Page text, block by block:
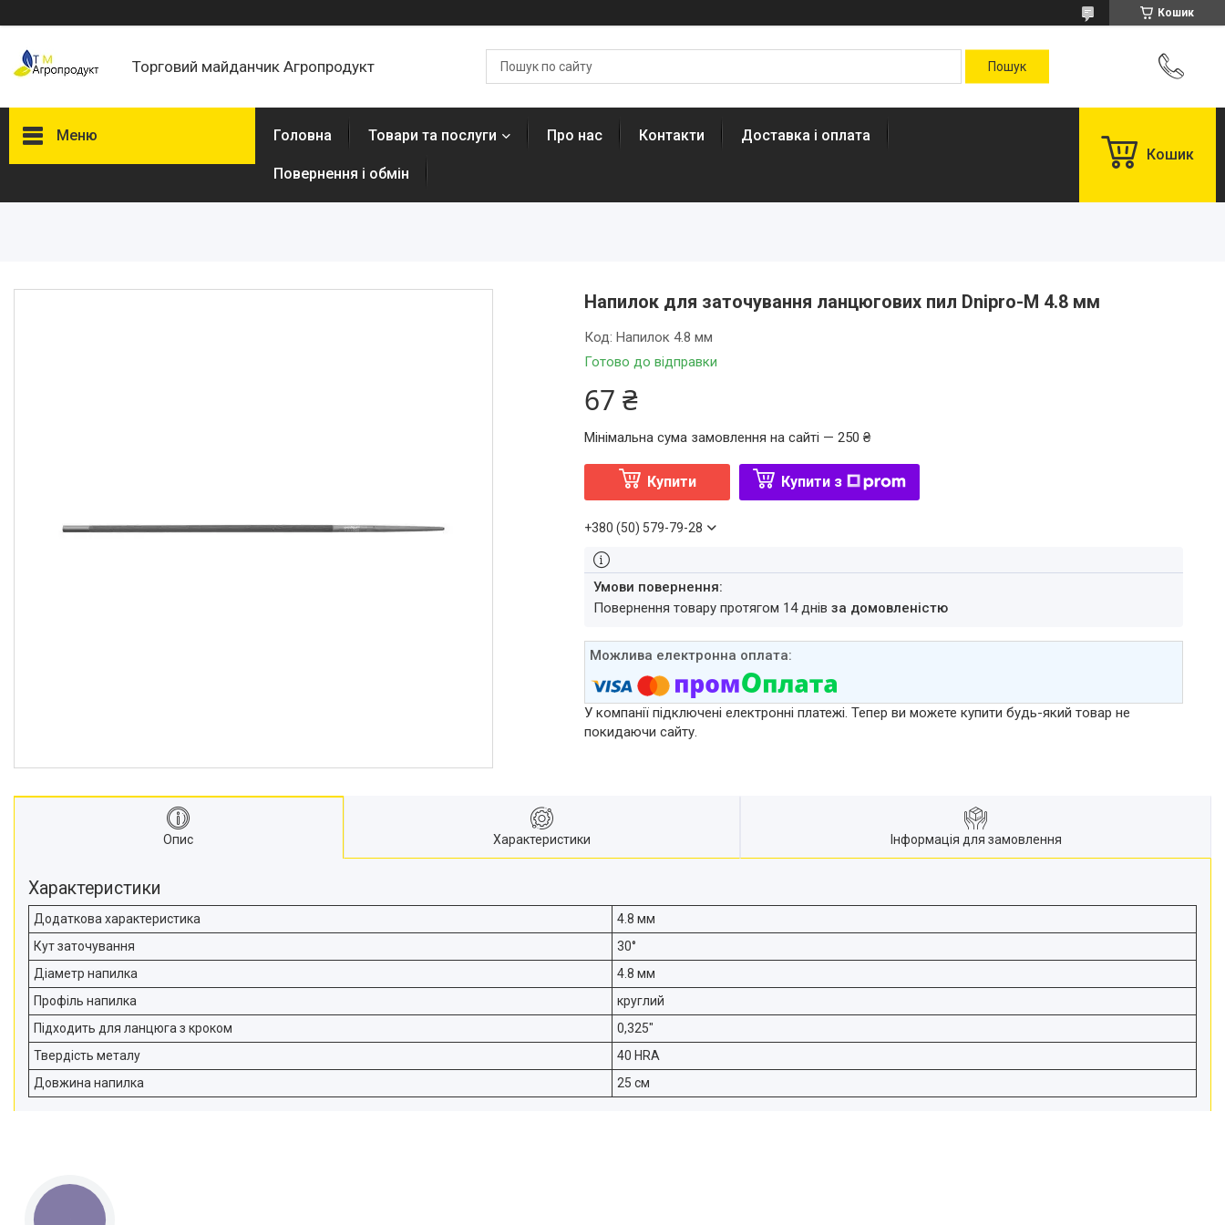
Кошик
Торговий майданчик Агропродукт
Меню Головна Товари та послуги Про нас Контакти Доставка і оплата
Повернення і обмін
Кошик
Напилок для заточування ланцюгових пил Dnipro-M 4.8 мм
Готово до відправки
Код:Напилок 4.8 мм
67 ₴
Мінімальна сума замовлення на сайті — 250 ₴
Купити Купити з
+380 (50) 579-79-28
повернення товару протягом 14 днівза домовленістю
У компанії підключені електронні платежі. Тепер ви можете купити будь-який товар не
покидаючи сайту.
Опис Характеристики Інформація для замовлення
Характеристики
Додаткова характеристика
4.8 мм
Кут заточування
30°
Діаметр напилка
4.8 мм
Профіль напилка
круглий
Підходить для ланцюга з кроком
0,325"
Твердість металу
40 HRA
Довжина напилка
25 см